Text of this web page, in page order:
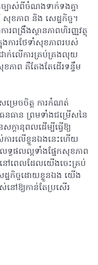
បាស់ពីចំណងទាក់ទងគ្នា
សុខភាព និង សេដ្ឋកិច្ច។
ពង្រឹងស្ថានភាពហិរញ្ញវត្ថុ
ងការថែទាំសុខភាពរបស់
ាក់លើការគ្រប់គ្រងលុយ
ភាព គឺតែងតែដើរទន្ទឹម
ម្រេចចិត្ត ការកំណត់
ធាន ព្រមទាំងជម្រើសនៃ
ដានុពលដើម្បីធ្វើឱ្យ
ការលើខ្លួនឯងនេះហើយ
ធផលល្អទាំងផ្នែកសុខភាព
នៅពេលដែលយើងចេះគ្រប់
ឋកិច្ចដោយខ្លួនឯង យើង
នៅឱ្យកាន់តែប្រសើរ